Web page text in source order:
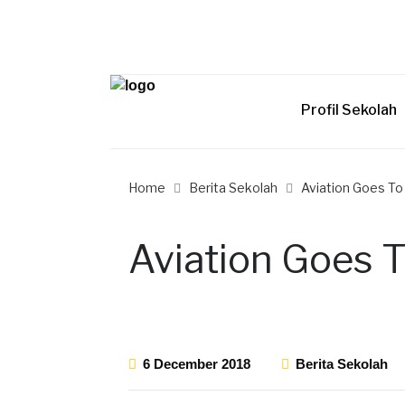
Profil Sekolah
Home Berita Sekolah Aviation Goes
Aviation Goes
6 December 2018 Berita Sekolah